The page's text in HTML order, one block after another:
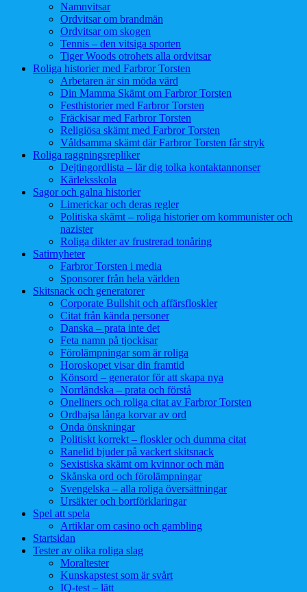
Namnvitsar
Ordvitsar om brandmän
Ordvitsar om skogen
Tennis – den vitsiga sporten
Tiger Woods otrohets alla ordvitsar
Roliga historier med Farbror Torsten
Arbetaren är sin möda värd
Din Mamma Skämt om Farbror Torsten
Festhistorier med Farbror Torsten
Fräckisar med Farbror Torsten
Religiösa skämt med Farbror Torsten
Våldsamma skämt där Farbror Torsten får stryk
Roliga raggningsrepliker
Dejtingordlista – lär dig tolka kontaktannonser
Kärleksskola
Sagor och galna historier
Limerickar och deras regler
Politiska skämt – roliga historier om kommunister och
nazister
Roliga dikter av frustrerad tonåring
Satirnyheter
Farbror Torsten i media
Sponsorer från hela världen
Skitsnack och generatorer
Corporate Bullshit och affärsfloskler
Citat från kända personer
Danska – prata inte det
Feta namn på tjockisar
Förolämpningar som är roliga
Horoskopet visar din framtid
Könsord – generator för att skapa nya
Norrländska – prata och förstå
Oneliners och roliga citat av Farbror Torsten
Ordbajsa långa korvar av ord
Onda önskningar
Politiskt korrekt – floskler och dumma citat
Ranelid bjuder på vackert skitsnack
Sexistiska skämt om kvinnor och män
Skånska ord och förolämpningar
Svengelska – alla roliga översättningar
Ursäkter och bortförklaringar
Spel att spela
Artiklar om casino och gambling
Startsidan
Tester av olika roliga slag
Moraltester
Kunskapstest som är svårt
IQ-test – lätt